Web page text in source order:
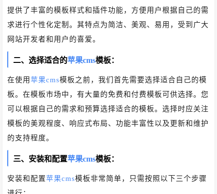
提供了丰富的模板样式和插件功能，方便用户根据自己的需
求进行个性化定制。其特点为简洁、美观、易用，受到广大
网站开发者和用户的喜爱。
二、选择适合的苹果cms模板：
在使用苹果cms模板之前，我们首先需要选择适合自己的模
板。在模板市场中，有大量的免费和付费模板可供选择。您
可以根据自己的需求和预算选择适合的模板。选择时应关注
模板的美观程度、响应式布局、功能丰富性以及更新和维护
的支持程度。
三、安装和配置苹果cms模板：
安装和配置苹果cms模板非常简单，只需按照以下三个步骤